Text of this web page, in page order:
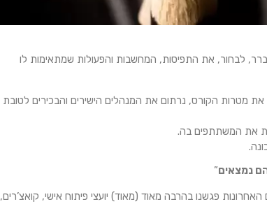
לבחור, את התפיסות, המחשבות והפעולות שמתאימות לו
את מטרות הקורס, נרתום את המנהלים הישירים והבכירים לטובת
נמצאים”
פגשנו בהרבה מאוד (מאוד) יועצי פיתוח אישי, קואצ’רים,